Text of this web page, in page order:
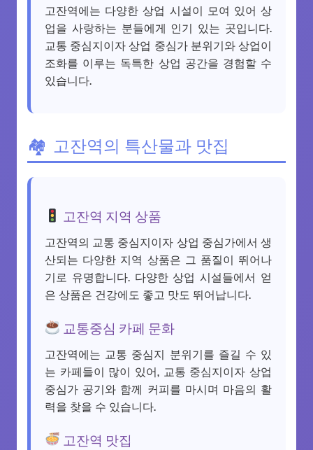
고잔역에는 다양한 상업 시설이 모여 있어 상
업을 사랑하는 분들에게 인기 있는 곳입니다.
교통 중심지이자 상업 중심가 분위기와 상업이
조화를 이루는 독특한 상업 공간을 경험할 수
있습니다.
고잔역의 특산물과 맛집
고잔역 지역 상품
고잔역의 교통 중심지이자 상업 중심가에서 생
산되는 다양한 지역 상품은 그 품질이 뛰어나
기로 유명합니다. 다양한 상업 시설들에서 얻
은 상품은 건강에도 좋고 맛도 뛰어납니다.
교통중심 카페 문화
고잔역에는 교통 중심지 분위기를 즐길 수 있
는 카페들이 많이 있어, 교통 중심지이자 상업
중심가 공기와 함께 커피를 마시며 마음의 활
력을 찾을 수 있습니다.
고잔역 맛집